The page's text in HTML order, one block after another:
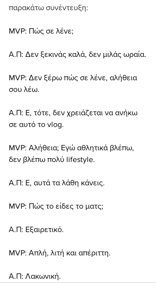
παρακάτω συνέντευξη:
MVP: Πώς σε λένε;
Α.Π: Δεν ξεκινάς καλά, δεν μιλάς ωραία.
MVP: Δεν ξέρω πώς σε λένε, αλήθεια
σου λέω.
Α.Π: Ε, τότε, δεν χρειάζεται να ανήκω
σε αυτό το vlog.
MVP: Αλήθεια; Εγώ αθλητικά βλέπω,
δεν βλέπω πολύ lifestyle.
Α.Π: Ε, αυτά τα λάθη κάνεις.
MVP: Πώς το είδες το ματς;
Α.Π: Εξαιρετικό.
MVP: Απλή, λιτή και απέριττη.
Α.Π: Λακωνική.